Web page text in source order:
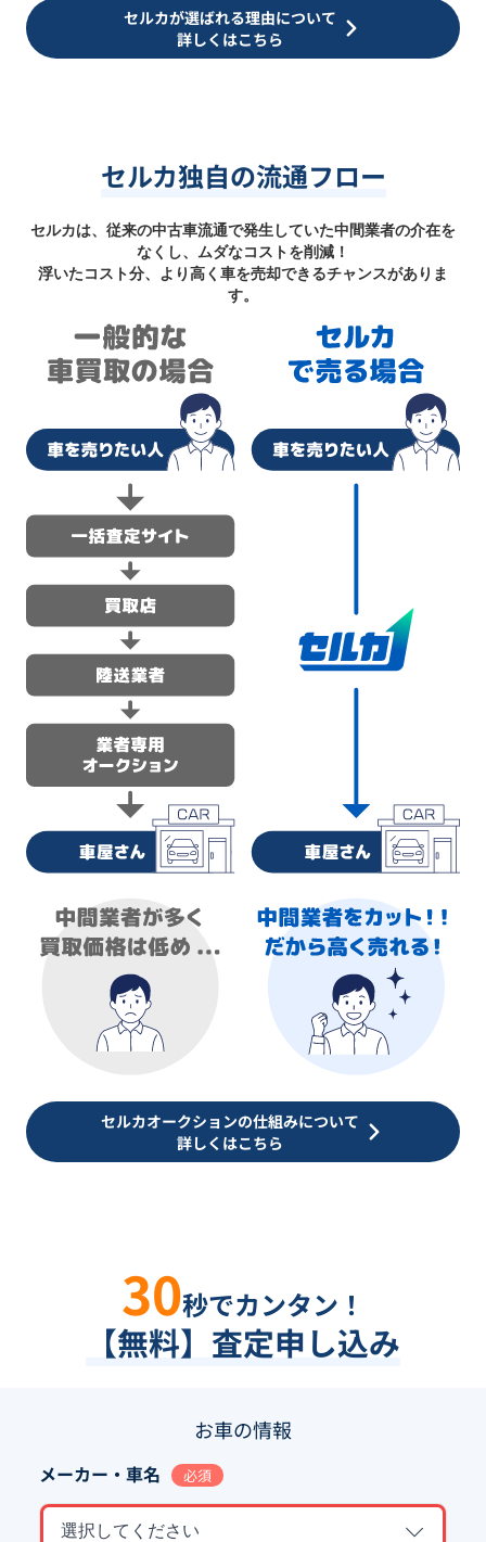
セルカが選ばれる理由について
詳しくはこちら
セルカ独自の流通フロー
セルカは、従来の中古車流通で発生していた中間業者の介在を
なくし、ムダなコストを削減！
浮いたコスト分、より高く車を売却できるチャンスがありま
す。
セルカオークションの仕組みについて
詳しくはこちら
30秒でカンタン！
【無料】査定申し込み
お車の情報
メーカー・車名 必須
選択してください